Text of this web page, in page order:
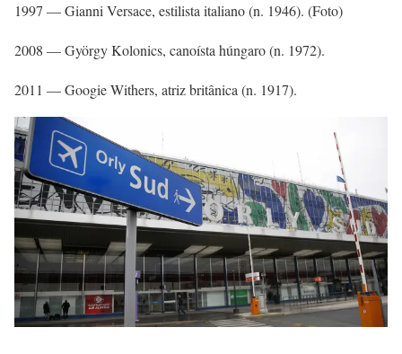
1997 — Gianni Versace, estilista italiano (n. 1946). (Foto)
2008 — György Kolonics, canoísta húngaro (n. 1972).
2011 — Googie Withers, atriz britânica (n. 1917).